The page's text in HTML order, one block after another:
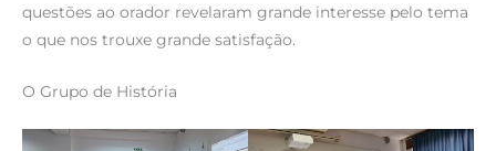
questões ao orador revelaram grande interesse pelo tema
o que nos trouxe grande satisfação.
O Grupo de História